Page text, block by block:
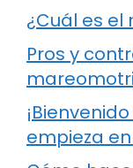
¿Cuál es el
Pros y
empieza